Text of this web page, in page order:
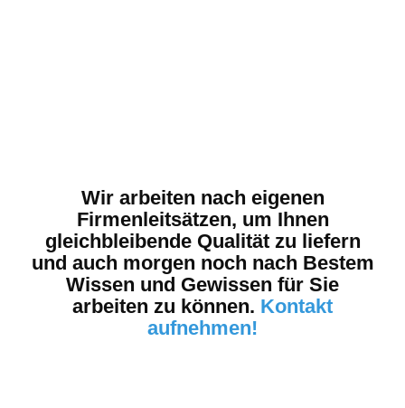
Wir arbeiten nach eigenen
Firmenleitsätzen, um Ihnen
gleichbleibende Qualität zu liefern
und auch morgen noch nach Bestem
Wissen und Gewissen für Sie
arbeiten zu können. Kontakt
aufnehmen!